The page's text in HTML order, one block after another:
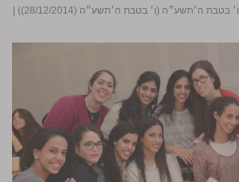
ו׳ בטבת ה׳תשע״ה (ו׳ בטבת ה׳תשע״ה (28/12/2014))